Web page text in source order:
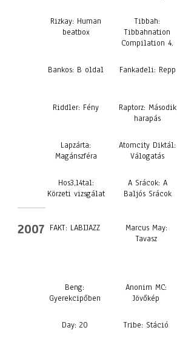
Rizkay: Human
beatbox
Tibbah:
Tibbahnation
Compilation 4.
Bankos: B oldal Fankadeli: Repp
Riddler: Fény
Raptorz: Második
harapás
Lapzárta:
Magánszféra
Atomcity Diktál:
Válogatás
Hos3,14tal:
Körzeti vizsgálat
A Srácok: A
Baljós Srácok
2007 FAKT: LABIJAZZ
Marcus May:
Tavasz
Beng:
Gyerekcipőben
Anonim MC:
Jövőkép
Day: 20 Tribe: Stáció